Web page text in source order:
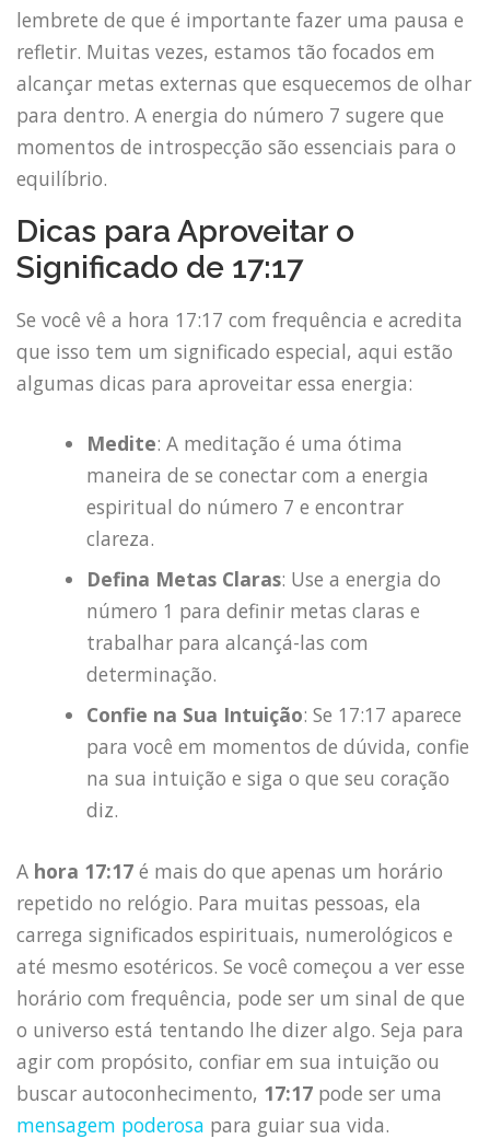
lembrete de que é importante fazer uma pausa e
refletir. Muitas vezes, estamos tão focados em
alcançar metas externas que esquecemos de olhar
para dentro. A energia do número 7 sugere que
momentos de introspecção são essenciais para o
equilíbrio.
Dicas para Aproveitar o
Significado de 17:17
Se você vê a hora 17:17 com frequência e acredita
que isso tem um significado especial, aqui estão
algumas dicas para aproveitar essa energia:
Medite: A meditação é uma ótima
maneira de se conectar com a energia
espiritual do número 7 e encontrar
clareza.
Defina Metas Claras: Use a energia do
número 1 para definir metas claras e
trabalhar para alcançá-las com
determinação.
Confie na Sua Intuição: Se 17:17 aparece
para você em momentos de dúvida, confie
na sua intuição e siga o que seu coração
diz.
A hora 17:17 é mais do que apenas um horário
repetido no relógio. Para muitas pessoas, ela
carrega significados espirituais, numerológicos e
até mesmo esotéricos. Se você começou a ver esse
horário com frequência, pode ser um sinal de que
o universo está tentando lhe dizer algo. Seja para
agir com propósito, confiar em sua intuição ou
buscar autoconhecimento, 17:17 pode ser uma
mensagem poderosa para guiar sua vida.